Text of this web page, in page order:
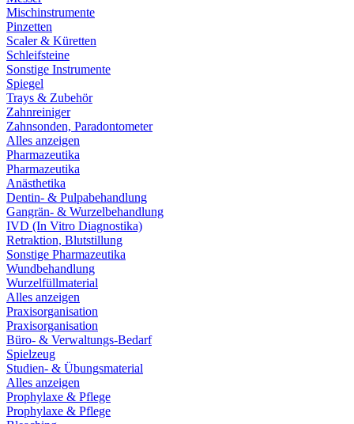
Mischinstrumente
Pinzetten
Scaler & Küretten
Schleifsteine
Sonstige Instrumente
Spiegel
Trays & Zubehör
Zahnreiniger
Zahnsonden, Paradontometer
Alles anzeigen
Pharmazeutika
Pharmazeutika
Anästhetika
Dentin- & Pulpabehandlung
Gangrän- & Wurzelbehandlung
IVD (In Vitro Diagnostika)
Retraktion, Blutstillung
Sonstige Pharmazeutika
Wundbehandlung
Wurzelfüllmaterial
Alles anzeigen
Praxisorganisation
Praxisorganisation
Büro- & Verwaltungs-Bedarf
Spielzeug
Studien- & Übungsmaterial
Alles anzeigen
Prophylaxe & Pflege
Prophylaxe & Pflege